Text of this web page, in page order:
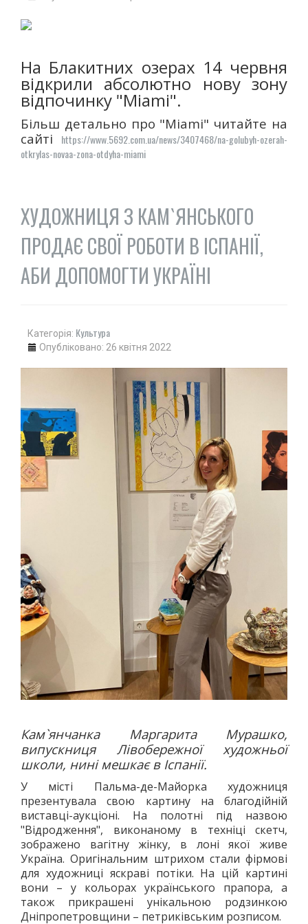
СЕГИ
СПОРТИВНІ ТАНЦІ, ЧЕРЛІДІНГ
СПОРТИВНІ ТАНЦІ
ЧЕРЛІДІНГ
БІЛЬЯРДНИЙ СПОРТ
КУЛЬТУРА
ОСВІТА
ВІДОМІ ЛЮДИ МІСТА
50-ТІ РОКИ
90-ТІ РОКИ
ІСТОРІЯ ОДНІЄЇ ФОТОГРАФІЇ
ІСТОРІЯ ТРАНСПОРТУ
РЕКОРДИ МІСТА
На Блакитних озерах 14 червня
відкрили абсолютно нову зону
відпочинку "Miami".
Більш детально про "Miami" читайте на
сайті
https://www.5692.com.ua/news/3407468/na-golubyh-ozerah-
otkrylas-novaa-zona-otdyha-miami
ХУДОЖНИЦЯ З КАМ`ЯНСЬКОГО
ПРОДАЄ СВОЇ РОБОТИ В ІСПАНІЇ,
АБИ ДОПОМОГТИ УКРАЇНІ
Категорія: Культура
Опубліковано: 26 квітня 2022
Кам`янчанка Маргарита Мурашко,
випускниця Лівобережної художньої
школи, нині мешкає в Іспанії.
У місті Пальма-де-Майорка художниця
презентувала свою картину на благодійній
виставці-аукціоні. На полотні під назвою
"Відродження", виконаному в техніці скетч,
зображено вагітну жінку, в лоні якої живе
Україна. Оригінальним штрихом стали фірмові
для художниці яскраві потіки. На цій картині
вони – у кольорах українського прапора, а
також прикрашені унікальною родзинкою
Дніпропетровщини – петриківським розписом.